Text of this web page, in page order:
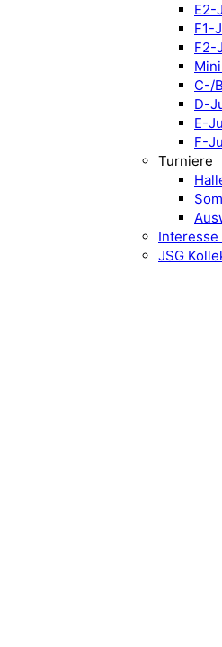
E2-
F1-
F2-
C-/
D-
E-
F-
Turniere
Interesse
JSG